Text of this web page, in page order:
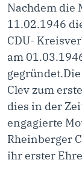
Nachdem die
11.02.1946
CDU-
am
Clev zum
dies in der
engagierte
Rheinberger
ihr erster